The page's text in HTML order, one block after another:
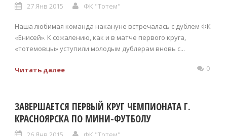
27 Янв 2015 ФК "Тотем"
Наша любимая команда накануне встречалась с дублем ФК
«Енисей». К сожалению, как и в матче первого круга,
«тотемовцы» уступили молодым дублерам вновь с...
Читать далее 0
ЗАВЕРШАЕТСЯ ПЕРВЫЙ КРУГ ЧЕМПИОНАТА Г.
КРАСНОЯРСКА ПО МИНИ-ФУТБОЛУ